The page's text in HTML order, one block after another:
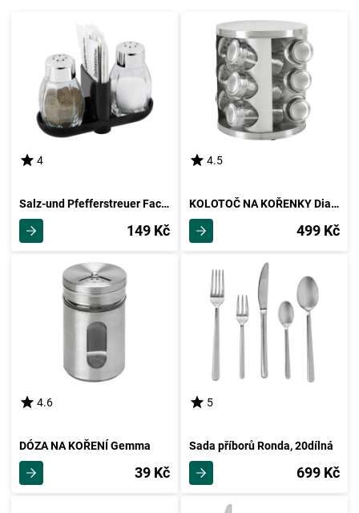
4
Salz-und Pfefferstreuer Fackelmann
149 Kč
4.5
KOLOTOČ NA KOŘENKY Diana - 13dílný
499 Kč
4.6
DÓZA NA KOŘENÍ Gemma
39 Kč
5
Sada příborů Ronda, 20dílná
699 Kč